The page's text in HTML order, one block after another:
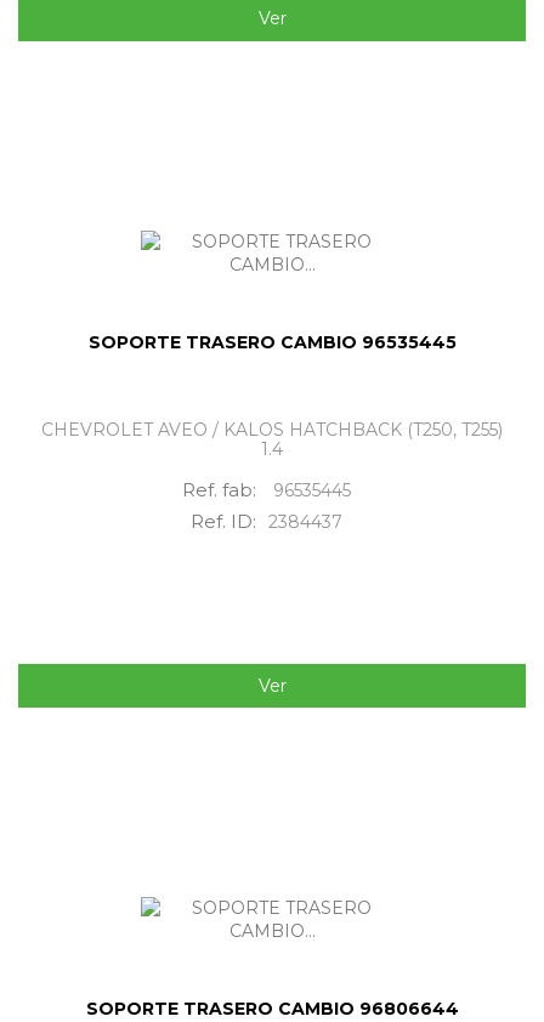
Ver
SOPORTE TRASERO CAMBIO 96535445
CHEVROLET AVEO / KALOS HATCHBACK (T250, T255)
1.4
Ref. fab: 96535445
Ref. ID: 2384437
Ver
SOPORTE TRASERO CAMBIO 96806644